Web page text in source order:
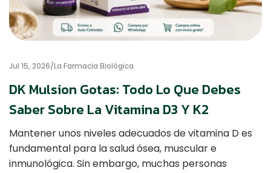
Jul 15, 2026 La Farmacia Biológica
DK Mulsion Gotas: Todo Lo Que Debes
Saber Sobre La Vitamina D3 Y K2
Mantener unos niveles adecuados de vitamina D es
fundamental para la salud ósea, muscular e
inmunológica. Sin embargo, muchas personas